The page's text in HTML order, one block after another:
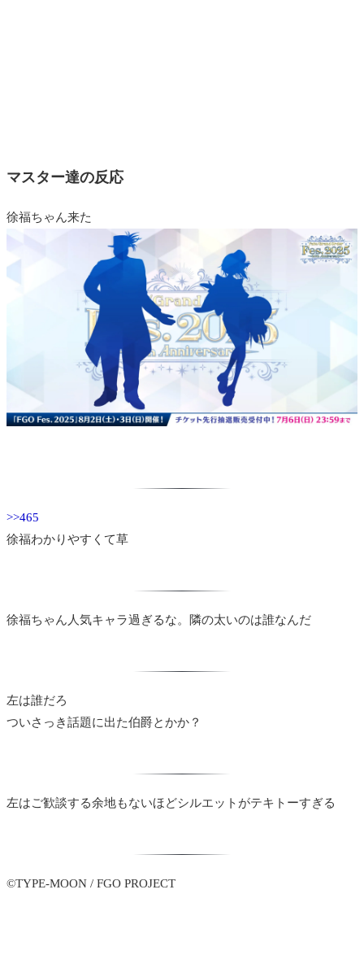
マスター達の反応
徐福ちゃん来た
>>465
徐福わかりやすくて草
徐福ちゃん人気キャラ過ぎるな。隣の太いのは誰なんだ
左は誰だろ
ついさっき話題に出た伯爵とかか？
左はご歓談する余地もないほどシルエットがテキトーすぎる
©TYPE-MOON / FGO PROJECT